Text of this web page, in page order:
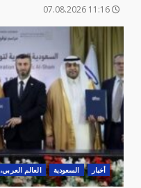
أخبار السعودية العالم العربي،